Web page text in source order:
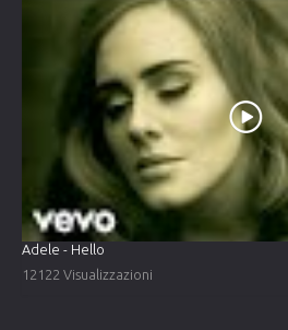
Adele - Hello
12122 Visualizzazioni